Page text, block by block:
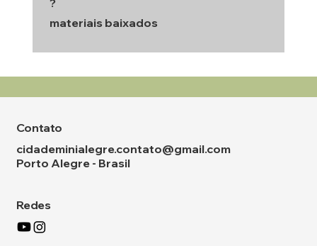
materiais baixados
Contato
cidademinialegre.contato@gmail.com
Porto Alegre - Brasil
Redes